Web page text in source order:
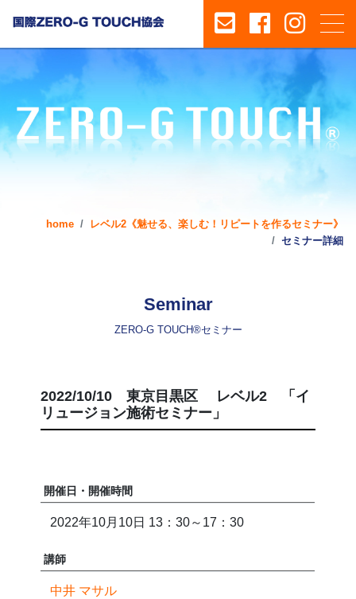
home
レベル2《魅せる、楽しむ！リピートを作るセミナー》
セミナー詳細
Seminar
ZERO-G TOUCH®セミナー
2022/10/10 東京目黒区 レベル2 「イ
リュージョン施術セミナー」
開催日・開催時間
2022年10月10日 13：30～17：30
講師
中井 マサル